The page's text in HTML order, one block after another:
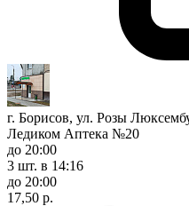
г. Борисов, ул. Розы
Ледиком Аптека №20
до 20:00
3 шт. в 14:16
до 20:00
17,50 р.